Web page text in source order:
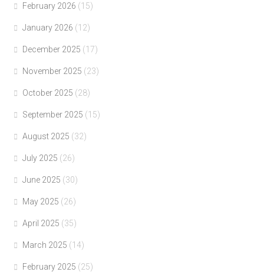
February 2026 (15)
January 2026 (12)
December 2025 (17)
November 2025 (23)
October 2025 (28)
September 2025 (15)
August 2025 (32)
July 2025 (26)
June 2025 (30)
May 2025 (26)
April 2025 (35)
March 2025 (14)
February 2025 (25)